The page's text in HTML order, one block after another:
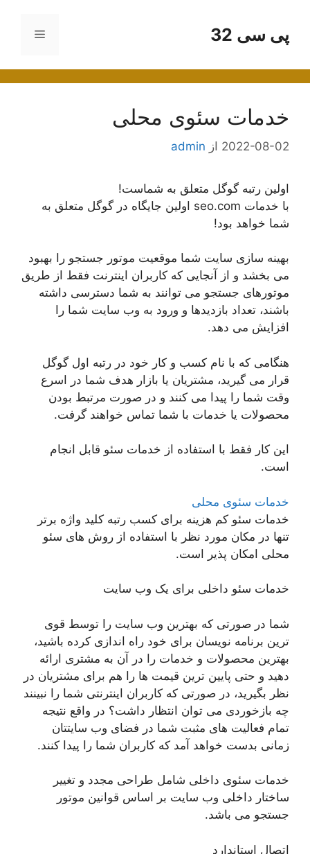
محتواپی سی 32 فهرست
خدمات سئوی محلی
2022-08-02 از admin
اولین رتبه گوگل متعلق به شماست!
با خدمات seo.com اولین جایگاه در گوگل متعلق به
شما خواهد بود!
بهینه سازی سایت شما موقعیت موتور جستجو را بهبود
می بخشد و از آنجایی که کاربران اینترنت فقط از طریق
موتورهای جستجو می توانند به شما دسترسی داشته
باشند، تعداد بازدیدها و ورود به وب سایت شما را
افزایش می دهد.
هنگامی که با نام کسب و کار خود در رتبه اول گوگل
قرار می گیرید، مشتریان یا بازار هدف شما در اسرع
وقت شما را پیدا می کنند و در صورت مرتبط بودن
محصولات یا خدمات با شما تماس خواهند گرفت.
این کار فقط با استفاده از خدمات سئو قابل انجام
است.
خدمات سئوی محلی
خدمات سئو کم هزینه برای کسب رتبه کلید واژه برتر
تنها در مکان مورد نظر با استفاده از روش های سئو
محلی امکان پذیر است.
خدمات سئو داخلی برای یک وب سایت
شما در صورتی که بهترین وب سایت را توسط قوی
ترین برنامه نویسان برای خود راه اندازی کرده باشید،
بهترین محصولات و خدمات را در آن به مشتری ارائه
دهید و حتی پایین ترین قیمت ها را هم برای مشتریان در
نظر بگیرید، در صورتی که کاربران اینترنتی شما را نبینند
چه بازخوردی می توان انتظار داشت؟ در واقع نتیجه
تمام فعالیت های مثبت شما در فضای وب سایتتان
زمانی بدست خواهد آمد که کاربران شما را پیدا کنند.
خدمات سئوی داخلی شامل طراحی مجدد و تغییر
ساختار داخلی وب سایت بر اساس قوانین موتور
جستجو می باشد.
اتصال استاندارد